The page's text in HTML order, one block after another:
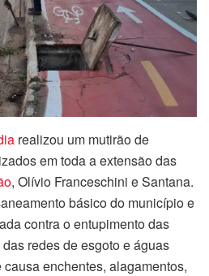
realizou um mutirão de
em toda a extensão das
, Olívio Franceschini e Santana.
básico do município e
contra o entupimento das
redes de esgoto e águas
enchentes, alagamentos,